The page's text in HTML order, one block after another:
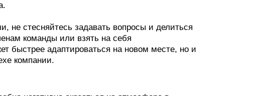
не стесняйтесь задавать вопросы и делиться
команды или взять на себя
быстрее адаптироваться на новом месте, но и
компании.